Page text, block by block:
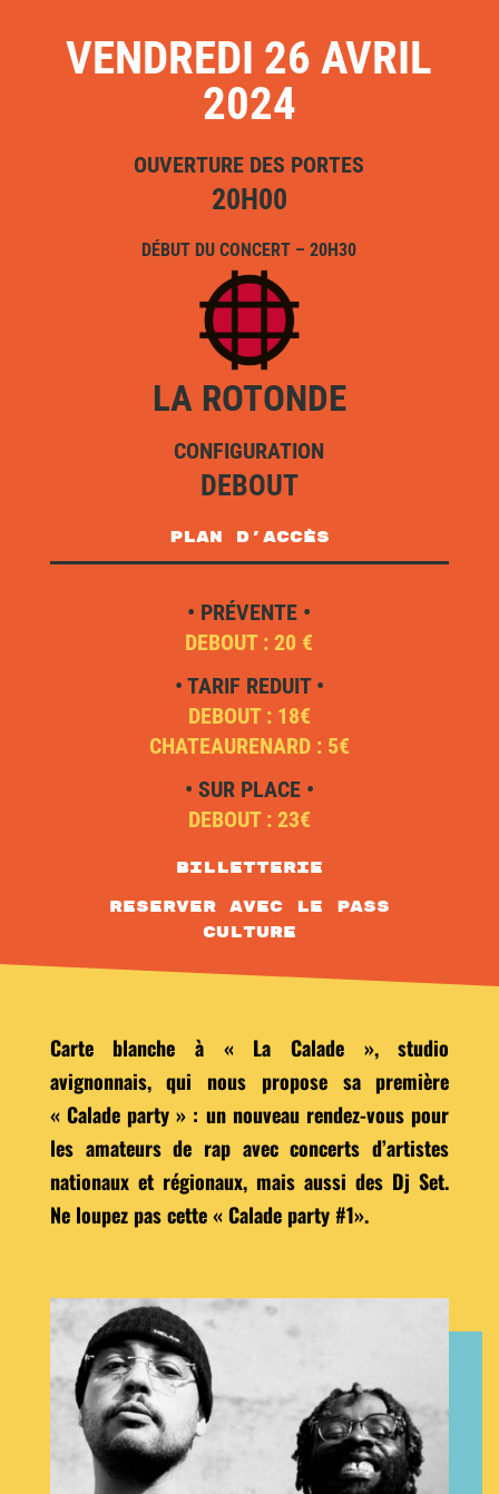
VENDREDI 26 AVRIL
2024
OUVERTURE DES PORTES
20H00
DÉBUT DU CONCERT – 20H30
LA ROTONDE
CONFIGURATION
DEBOUT
plan d'accès
• PRÉVENTE •
DEBOUT : 20 €
• TARIF REDUIT •
DEBOUT : 18€
CHATEAURENARD : 5€
• SUR PLACE •
DEBOUT : 23€
Billetterie
RESERVER AVEC LE PASS
CULTURE
Carte blanche à « La Calade », studio
avignonnais, qui nous propose sa première
« Calade party » : un nouveau rendez-vous pour
les amateurs de rap avec concerts d’artistes
nationaux et régionaux, mais aussi des Dj Set.
Ne loupez pas cette « Calade party #1».